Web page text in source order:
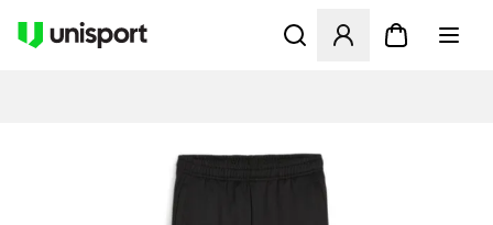
Åbner en Modal til at